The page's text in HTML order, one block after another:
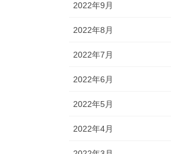
2022年9月
2022年8月
2022年7月
2022年6月
2022年5月
2022年4月